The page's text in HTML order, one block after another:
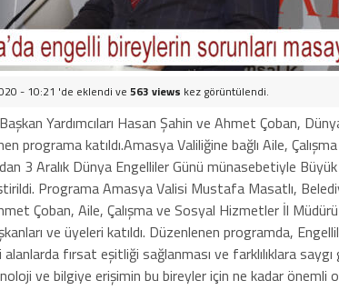
- 10:21 'de eklendi ve 563 views kez görüntülendi.
Yardımcıları Hasan Şahin ve Ahmet Çoban,
programa katıldı.Amasya Valiliğine bağlı Aile,
3 Aralık Dünya Engelliler Günü münasebetiyle
Programa Amasya Valisi Mustafa Masatlı,
Çoban, Aile, Çalışma ve Sosyal Hizmetler İl
ve üyeleri katıldı. Düzenlenen programda,
alanlarda fırsat eşitliği sağlanması ve farklılıklara
ve bilgiye erişimin bu bireyler için ne kadar önemli